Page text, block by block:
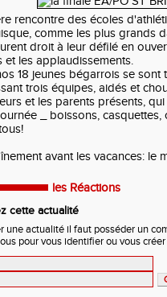
rencontre des écoles
comme les plus grands
droit à leur défilé en
et les applaudissements.
18 jeunes bégarrois se sont
trois équipes, aidés et
et les parents présents,
_ boissons, casquettes,
avant les vacances: le
les Réactions
cette actualité
une actualité il faut posséder un
pour vous identifier ou vous